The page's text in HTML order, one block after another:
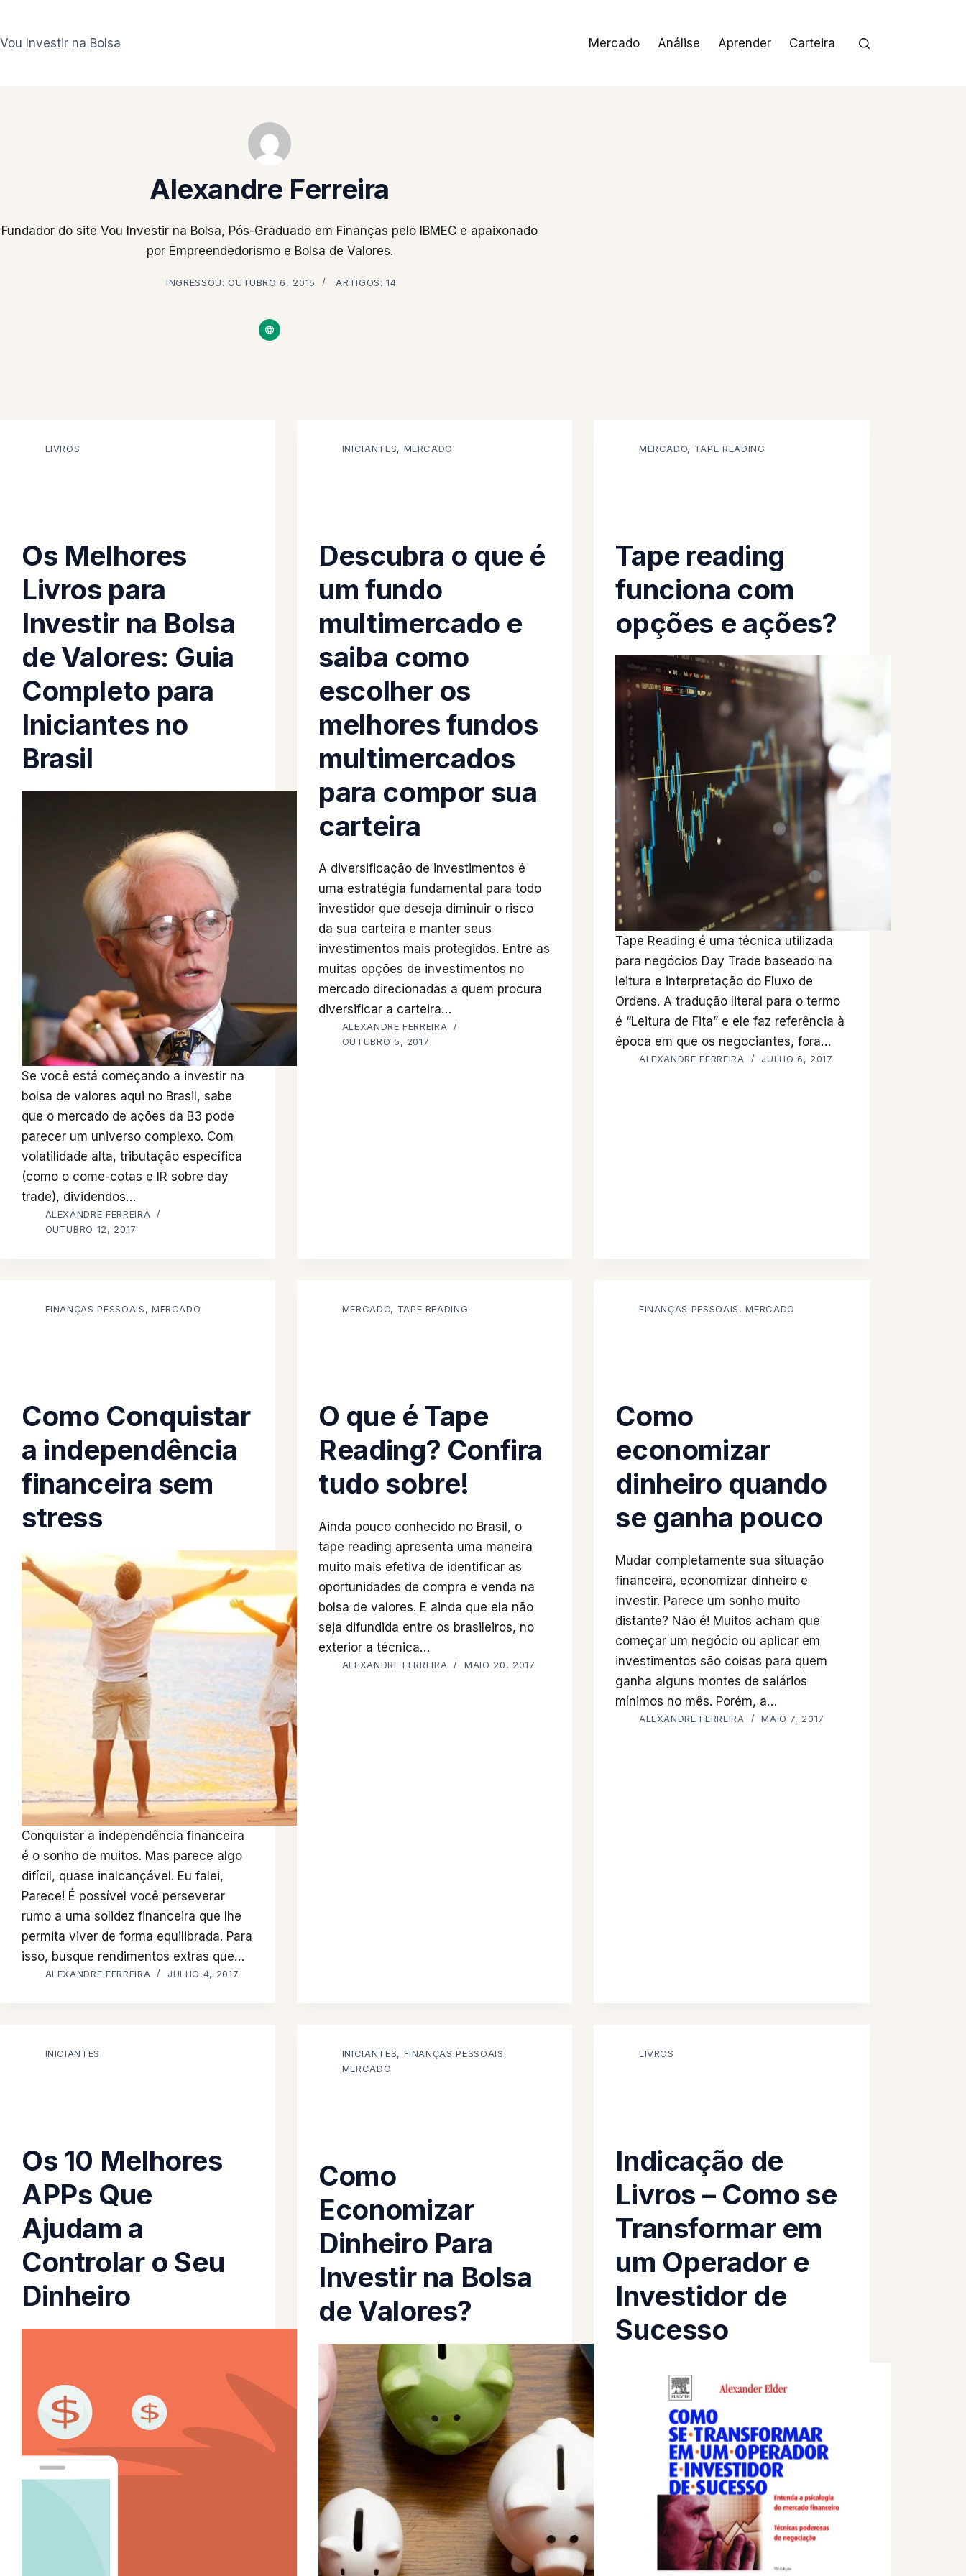
o
Vou Investir na Bolsa Mercado Análise Aprender Carteira
Alexandre Ferreira
Fundador do site Vou Investir na Bolsa, Pós-Graduado em Finanças pelo IBMEC e apaixonado
por Empreendedorismo e Bolsa de Valores.
INGRESSOU: OUTUBRO 6, 2015 ARTIGOS: 14
LIVROS
Os Melhores
Livros para
Investir na Bolsa
de Valores: Guia
Completo para
Iniciantes no
Brasil
Se você está começando a investir na
bolsa de valores aqui no Brasil, sabe
que o mercado de ações da B3 pode
parecer um universo complexo. Com
volatilidade alta, tributação específica
(como o come-cotas e IR sobre day
trade), dividendos…
ALEXANDRE FERREIRA
OUTUBRO 12, 2017
INICIANTES, MERCADO
Descubra o que é
um fundo
multimercado e
saiba como
escolher os
melhores fundos
multimercados
para compor sua
carteira
A diversificação de investimentos é
uma estratégia fundamental para todo
investidor que deseja diminuir o risco
da sua carteira e manter seus
investimentos mais protegidos. Entre as
muitas opções de investimentos no
mercado direcionadas a quem procura
diversificar a carteira…
ALEXANDRE FERREIRA
OUTUBRO 5, 2017
MERCADO, TAPE READING
Tape reading
funciona com
opções e ações?
Tape Reading é uma técnica utilizada
para negócios Day Trade baseado na
leitura e interpretação do Fluxo de
Ordens. A tradução literal para o termo
é “Leitura de Fita” e ele faz referência à
época em que os negociantes, fora…
ALEXANDRE FERREIRA JULHO 6, 2017
FINANÇAS PESSOAIS, MERCADO
Como Conquistar
a independência
financeira sem
stress
Conquistar a independência financeira
é o sonho de muitos. Mas parece algo
difícil, quase inalcançável. Eu falei,
Parece! É possível você perseverar
rumo a uma solidez financeira que lhe
permita viver de forma equilibrada. Para
isso, busque rendimentos extras que…
ALEXANDRE FERREIRA JULHO 4, 2017
MERCADO, TAPE READING
O que é Tape
Reading? Confira
tudo sobre!
Ainda pouco conhecido no Brasil, o
tape reading apresenta uma maneira
muito mais efetiva de identificar as
oportunidades de compra e venda na
bolsa de valores. E ainda que ela não
seja difundida entre os brasileiros, no
exterior a técnica…
ALEXANDRE FERREIRA MAIO 20, 2017
FINANÇAS PESSOAIS,MERCADO
Como
economizar
dinheiro quando
se ganha pouco
Mudar completamente sua situação
financeira, economizar dinheiro e
investir. Parece um sonho muito
distante? Não é! Muitos acham que
começar um negócio ou aplicar em
investimentos são coisas para quem
ganha alguns montes de salários
mínimos no mês. Porém, a…
ALEXANDRE FERREIRA MAIO 7, 2017
INICIANTES
Os 10 Melhores
APPs Que
Ajudam a
Controlar o Seu
Dinheiro
INICIANTES, FINANÇAS PESSOAIS,
MERCADO
Como
Economizar
Dinheiro Para
Investir na Bolsa
de Valores?
LIVROS
Indicação de
Livros – Como se
Transformar em
um Operador e
Investidor de
Sucesso